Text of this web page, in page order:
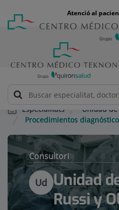
contingut
Menú
teléfono
cabecera
Atenció al
Especialitats
Unidad
Procedimientos
Consultori
Ud Unidad
Russi y